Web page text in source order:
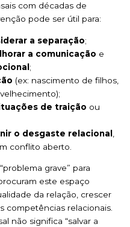
com décadas de
pode ser útil para:
a separação;
a comunicação e
;
(ex: nascimento de filhos,
de traição ou
o desgaste relacional
conflito aberto.
grave” para
este espaço
da relação, crescer
competências relacionais.
não significa “salvar a